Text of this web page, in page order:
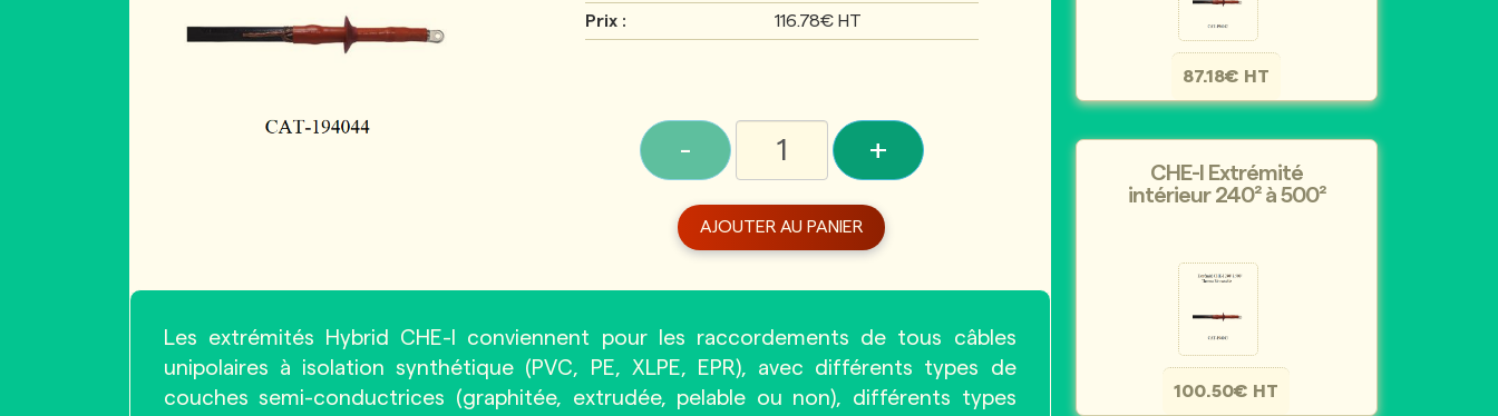
Prix : 116.78€ HT
- +
AJOUTER AU PANIER
Les extrémités Hybrid CHE-I conviennent pour les raccordements de tous câbles
unipolaires à isolation synthétique (PVC, PE, XLPE, EPR), avec différents types de
couches semi-conductrices (graphitée, extrudée, pelable ou non), différents types
87.18€ HT
CHE-I Extrémité
intérieur 240² à 500²
100.50€ HT